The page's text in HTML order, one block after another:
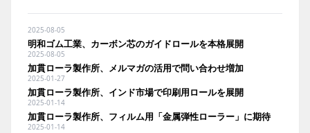
2025-08-05
明和ゴム工業、カーボン芯のガイドロールを本格展開
2025-08-05
加貫ローラ製作所、メルマガの活用で問い合わせ増加
2025-01-27
加貫ローラ製作所、インド市場で印刷用ロールを展開
2025-01-14
加貫ローラ製作所、フィルム用「金属弾性ローラー」に期待
2025-01-14